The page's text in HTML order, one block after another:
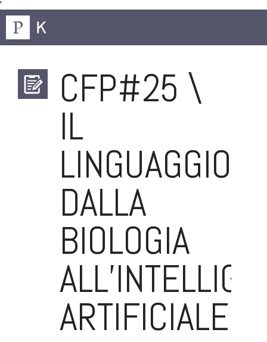
'
CFP#25 \
IL
LINGUAGGIO
DALLA
BIOLOGIA
ARTIFICIALE